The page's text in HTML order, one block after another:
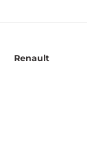
Renault